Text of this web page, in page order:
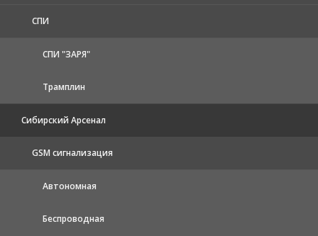
СПИ
СПИ "ЗАРЯ"
Трамплин
Сибирский Арсенал
GSM сигнализация
Автономная
Беспроводная